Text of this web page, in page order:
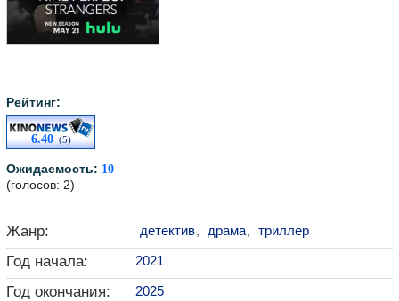
Рейтинг:
6.40(5)
Ожидаемость: 10
(голосов: 2)
Жанр: детектив, драма, триллер
Год начала: 2021
Год окончания: 2025